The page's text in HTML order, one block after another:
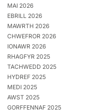
MAI 2026
EBRILL 2026
MAWRTH 2026
CHWEFROR 2026
IONAWR 2026
RHAGFYR 2025
TACHWEDD 2025
HYDREF 2025
MEDI 2025
AWST 2025
GORFFENNAF 2025